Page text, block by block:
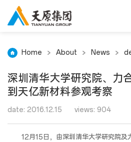
Home About News
深圳清华大学研究院、力
到天亿新材料参观考察
date: 2016.12.15 views: 904
12月15日，由深圳清华大学研究院及